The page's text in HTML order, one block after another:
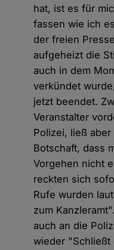
hat, ist es für
fassen wie ich
der freien
aufgeheizt die
auch in dem
verkündet
jetzt beendet.
Veranstalter
Polizei, ließ
Botschaft, dass
Vorgehen nicht
reckten sich
Rufe wurden
zum
auch an die
wieder "Schließt